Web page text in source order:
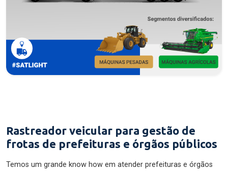
Rastreador veicular para gestão de
frotas de prefeituras e órgãos públicos
Temos um grande know how em atender prefeituras e órgãos